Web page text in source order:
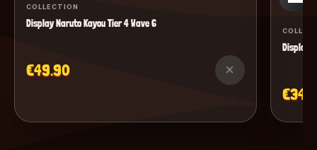
COLLECTION
Display Naruto Kayou Tier 4 Wave 6
€49.90 ×
Display